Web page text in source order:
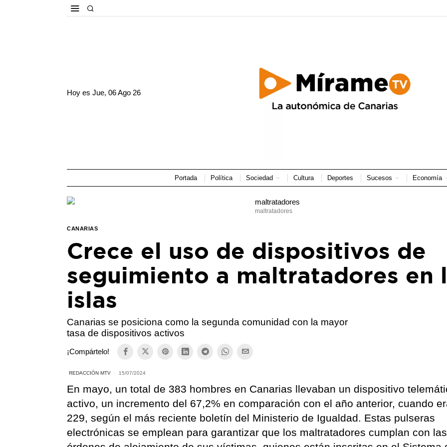
Hoy esJue, 06 Ago 26
Portada Política Sociedad Cultura Deportes Sucesos Economía
maltratadores
CANARIAS
Crece el uso de dispositivos de
seguimiento a maltratadores en
islas
Canarias se posiciona como la segunda comunidad con la mayor
tasa de dispositivos activos
¡Compártelo!
REDACCIÓN MTV 15/07/2024
En mayo, un total de 383 hombres en Canarias llevaban un dispositivo
activo, un incremento del 67,2% en comparación con el año anterior, cuando
229, según el más reciente boletín del Ministerio de Igualdad. Estas pulseras
electrónicas se emplean para garantizar que los maltratadores cumplan con las